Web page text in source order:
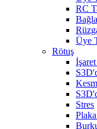
RC
Üye
Rötuş
Stres